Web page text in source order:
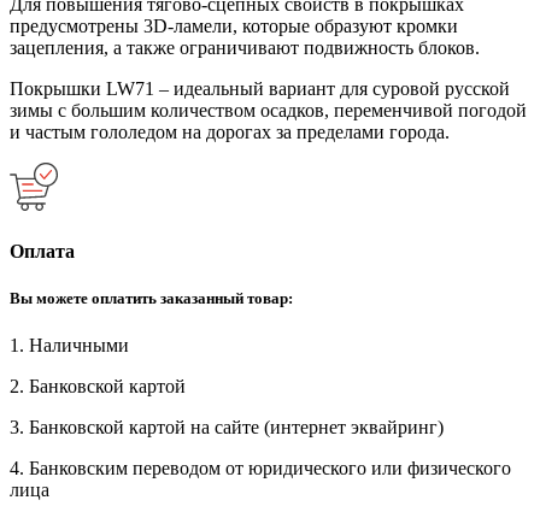
предусмотрены 3D-ламели, которые образуют кромки
зацепления, а также ограничивают подвижность блоков.
Покрышки LW71 – идеальный вариант для суровой русской
зимы с большим количеством осадков, переменчивой погодой
и частым гололедом на дорогах за пределами города.
Оплата
Вы можете оплатить заказанный товар:
1. Наличными
2. Банковской картой
3. Банковской картой на сайте (интернет эквайринг)
4. Банковским переводом от юридического или физического
лица